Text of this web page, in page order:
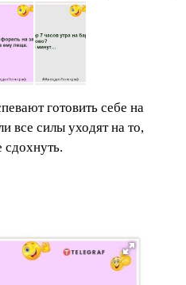
готовить себе на
все силы уходят на то,
сдохнуть.